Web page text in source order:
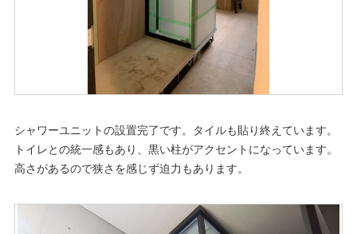
シャワーユニットの設置完了です。タイルも貼り終えています。
トイレとの統一感もあり、黒い柱がアクセントになっています。
高さがあるので狭さを感じず迫力もあります。